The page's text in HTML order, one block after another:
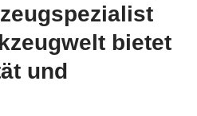
bietet
und